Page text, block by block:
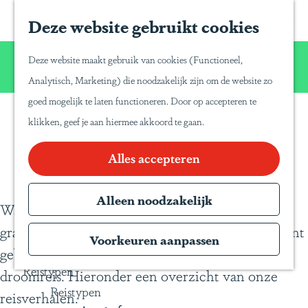
Deze website gebruikt cookies
Deze website maakt gebruik van cookies (Functioneel,
Analytisch, Marketing) die noodzakelijk zijn om de website zo
goed mogelijk te laten functioneren. Door op accepteren te
klikken, geef je aan hiermee akkoord te gaan.
Alles accepteren
Alleen noodzakelijk
Voorkeuren aanpassen
p
a
Inspiratie
Reisinspiratie
Blog
Duurzaam reizen
Gente Mágica
Inspiratiedagen
KLM Holland
Herald
Magazine
Webinars
Reistypen
Reistypen
k
a
T
a
e
Wij willen u net zo van Latijns-Amerika laten
genieten zoals wij dat zelf doen!
Blogs
Waar u naar toe gaat, zijn wij geweest. Wij delen
graag onze reiservaringen en tips met u, die u kunt
gebruiken voor het samenstellen van uw eigen
droomreis. Hieronder een overzicht van onze
reisverhalen.